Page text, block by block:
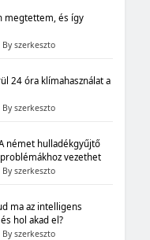
megtettem, és így
By szerkeszto
24 óra klímahasználat a
By szerkeszto
német hulladékgyűjtő
vezethet
By szerkeszto
ma az intelligens
hol akad el?
By szerkeszto